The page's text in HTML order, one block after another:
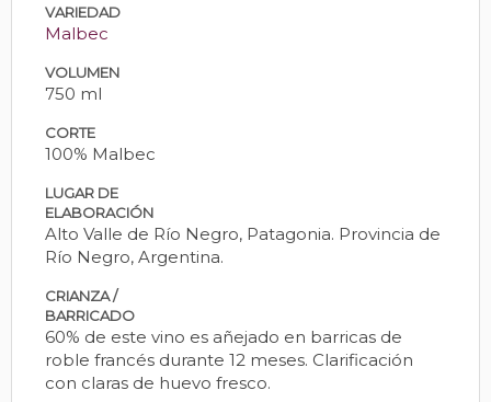
VARIEDAD
Malbec
VOLUMEN
750 ml
CORTE
100% Malbec
LUGAR DE
ELABORACIÓN
Alto Valle de Río Negro, Patagonia. Provincia de
Río Negro, Argentina.
CRIANZA /
BARRICADO
60% de este vino es añejado en barricas de
roble francés durante 12 meses. Clarificación
con claras de huevo fresco.